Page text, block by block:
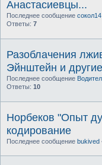
Анастасиевцы...
Последнее сообщение сокол14
Ответы: 7
Разоблачения
Эйнштейн и другие
Последнее сообщение
Ответы: 10
Норбеков "Опыт
кодирование
Последнее сообщение bukived